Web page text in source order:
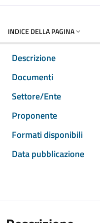
INDICE DELLA PAGINA
Descrizione
Documenti
Settore/Ente
Proponente
Formati disponibili
Data pubblicazione